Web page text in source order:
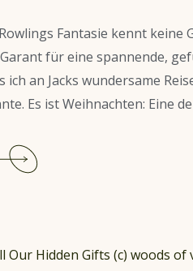
Rowlings Fantasie kennt
für eine spannende,
ich an Jacks wundersame
Es ist Weihnachten: Eine
–